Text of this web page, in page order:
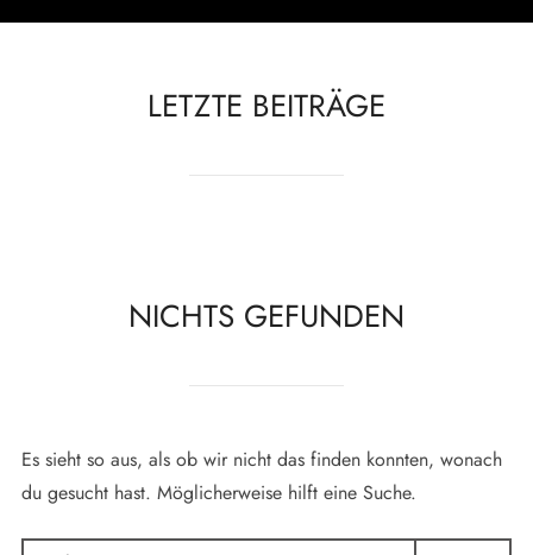
Inhalt
LETZTE BEITRÄGE
NICHTS GEFUNDEN
Es sieht so aus, als ob wir nicht das finden konnten, wonach
du gesucht hast. Möglicherweise hilft eine Suche.